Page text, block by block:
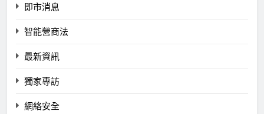
即市消息
智能營商法
最新資訊
獨家專訪
網絡安全